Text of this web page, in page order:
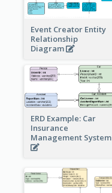
Event Creator Entity
Relationship
Diagram
ERD Example: Car
Insurance
Management System